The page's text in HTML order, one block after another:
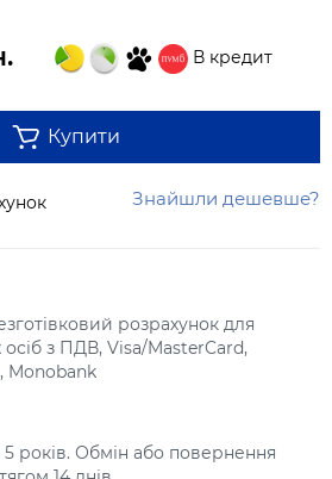
В кредит
Купити
Знайшли дешевше?
розрахунок для
з ПДВ, Visa/MasterCard,
Monobank
5 років. Обмін або повернення